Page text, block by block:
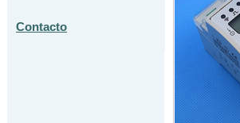
Contacto